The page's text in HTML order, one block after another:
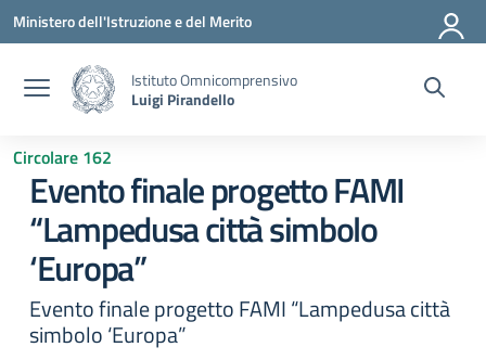
Vai ai contenuti
Vai al menu di navigazione
Vai al footer
Ministero dell'Istruzione e del Merito
Istituto Omnicomprensivo
Luigi Pirandello
Circolare 162
Evento finale progetto FAMI
“Lampedusa città simbolo
‘Europa”
Evento finale progetto FAMI “Lampedusa città
simbolo ‘Europa”